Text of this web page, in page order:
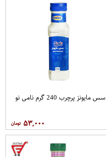
سس مایونز پرچرب 240 گرم نامی نو
۵۳,۰۰۰